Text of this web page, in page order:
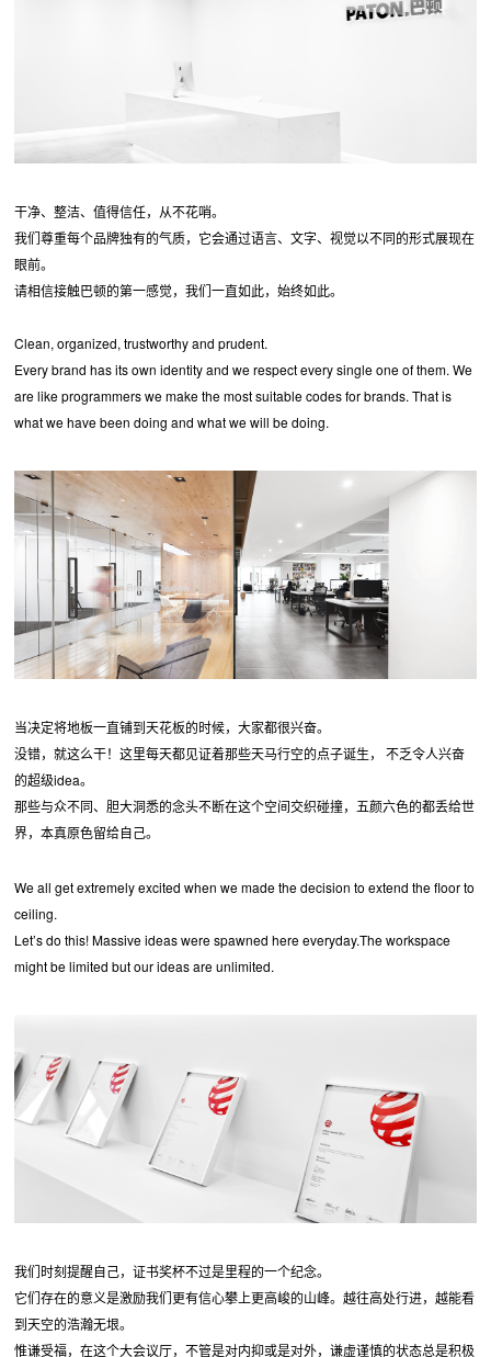
干净、整洁、值得信任，从不花哨。
我们尊重每个品牌独有的气质，它会通过语言、文字、视觉以不同的形式展现在
眼前。
请相信接触巴顿的第一感觉，我们一直如此，始终如此。
Clean, organized, trustworthy and prudent.
Every brand has its own identity and we respect every single one of them. We
are like programmers we make the most suitable codes for brands. That is
what we have been doing and what we will be doing.
当决定将地板一直铺到天花板的时候，大家都很兴奋。
没错，就这么干！这里每天都见证着那些天马行空的点子诞生， 不乏令人兴奋
的超级idea。
那些与众不同、胆大洞悉的念头不断在这个空间交织碰撞，五颜六色的都丢给世
界，本真原色留给自己。
We all get extremely excited when we made the decision to extend the floor to
ceiling.
Let’s do this! Massive ideas were spawned here everyday.The workspace
might be limited but our ideas are unlimited.
我们时刻提醒自己，证书奖杯不过是里程的一个纪念。
它们存在的意义是激励我们更有信心攀上更高峻的山峰。越往高处行进，越能看
到天空的浩瀚无垠。
惟谦受福，在这个大会议厅，不管是对内抑或是对外，谦虚谨慎的状态总是积极